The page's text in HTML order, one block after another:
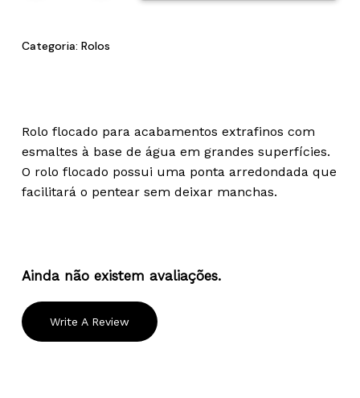
Categoria: Rolos
Rolo flocado para acabamentos extrafinos com
esmaltes à base de água em grandes superfícies.
O rolo flocado possui uma ponta arredondada que
facilitará o pentear sem deixar manchas.
Ainda não existem avaliações.
Write A Review